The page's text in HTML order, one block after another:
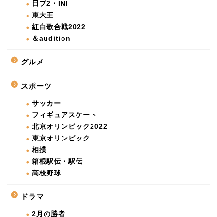
日プ2・INI
東大王
紅白歌合戦2022
＆audition
グルメ
スポーツ
サッカー
フィギュアスケート
北京オリンピック2022
東京オリンピック
相撲
箱根駅伝・駅伝
高校野球
ドラマ
2月の勝者